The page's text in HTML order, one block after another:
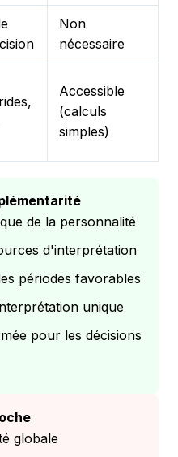
Non
nécessaire
Accessible
(calculs
simples)
de la personnalité
d'interprétation
périodes favorables
unique
pour les décisions
globale